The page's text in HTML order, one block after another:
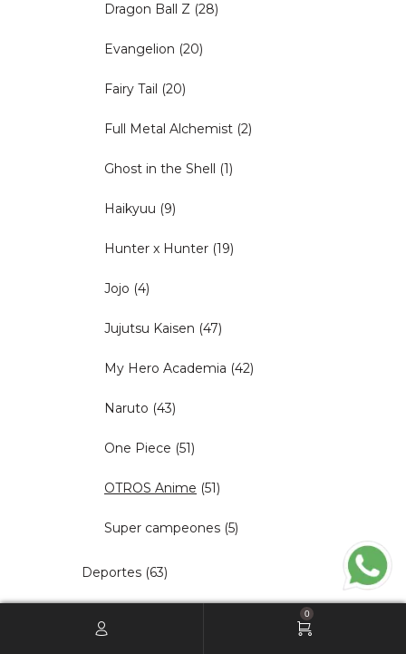
Dragon Ball Z (28)
Evangelion (20)
Fairy Tail (20)
Full Metal Alchemist (2)
Ghost in the Shell (1)
Haikyuu (9)
Hunter x Hunter (19)
Jojo (4)
Jujutsu Kaisen (47)
My Hero Academia (42)
Naruto (43)
One Piece (51)
OTROS Anime (51)
Super campeones (5)
Deportes (63)
0